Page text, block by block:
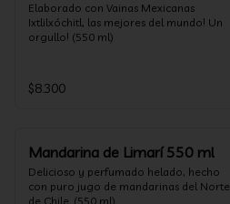
Elaborado con Vainas Mexicanas
Ixtlilxóchitl, las mejores del mundo! Un
orgullo! (550 ml)
$8.300
Mandarina de Limarí 550 ml
Delicioso y perfumado helado, hecho
con puro jugo de mandarinas del Norte
de Chile. (550 ml)